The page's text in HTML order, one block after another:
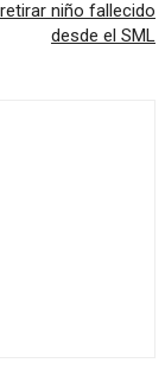
niño fallecido
desde el SML